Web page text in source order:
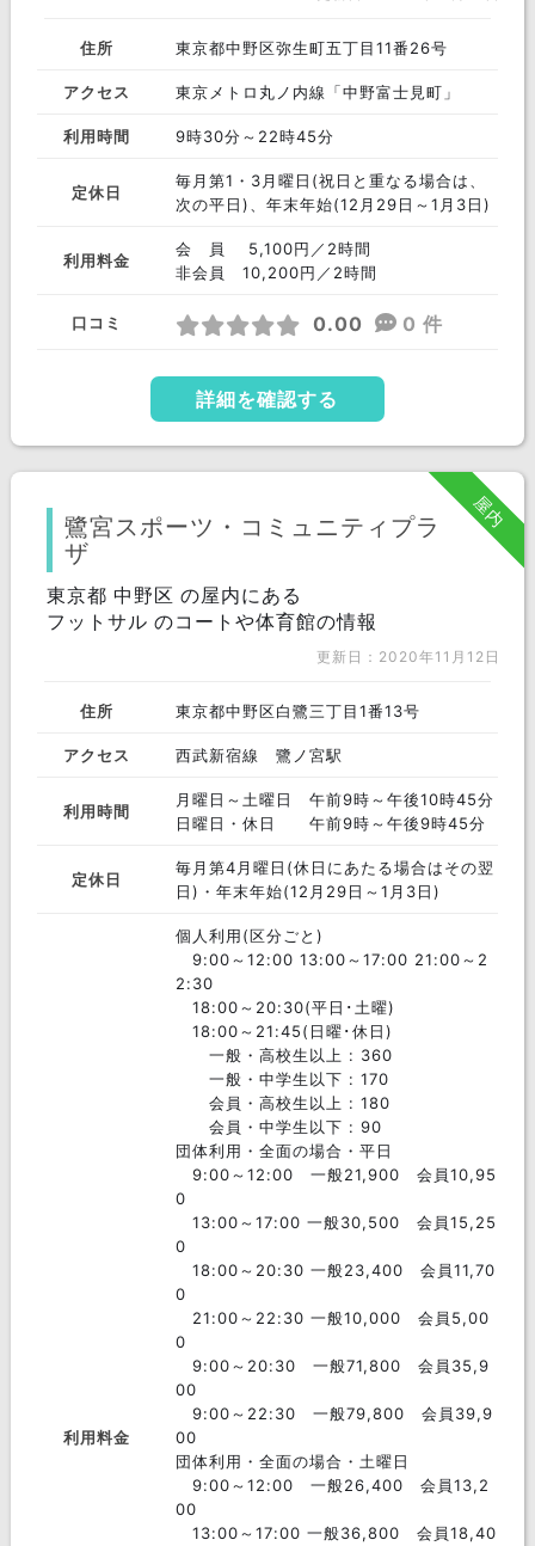
住所 東京都中野区弥生町五丁目11番26号
アクセス 東京メトロ丸ノ内線「中野富士見町」
利用時間 9時30分～22時45分
定休日
毎月第1・3月曜日(祝日と重なる場合は、
次の平日)、年末年始(12月29日～1月3日)
利用料金
会 員 5,100円／2時間
非会員 10,200円／2時間
口コミ 0.00 0 件
詳細を確認する
屋内
鷺宮スポーツ・コミュニティプラ
ザ
東京都 中野区 の屋内にある
フットサル のコートや体育館の情報
更新日：2020年11月12日
住所 東京都中野区白鷺三丁目1番13号
アクセス 西武新宿線 鷺ノ宮駅
利用時間
月曜日～土曜日 午前9時～午後10時45分
日曜日・休日 午前9時～午後9時45分
定休日
毎月第4月曜日(休日にあたる場合はその翌
日)・年末年始(12月29日～1月3日)
利用料金
個人利用(区分ごと)
9:00～12:00 13:00～17:00 21:00～2
2:30
18:00～20:30(平日･土曜)
18:00～21:45(日曜･休日)
一般・高校生以上 : 360
一般・中学生以下 : 170
会員・高校生以上 : 180
会員・中学生以下 : 90
団体利用・全面の場合・平日
9:00～12:00 一般21,900 会員10,95
0
13:00～17:00 一般30,500 会員15,25
0
18:00～20:30 一般23,400 会員11,70
0
21:00～22:30 一般10,000 会員5,00
0
9:00～20:30 一般71,800 会員35,9
00
9:00～22:30 一般79,800 会員39,9
00
団体利用・全面の場合・土曜日
9:00～12:00 一般26,400 会員13,2
00
13:00～17:00 一般36,800 会員18,40